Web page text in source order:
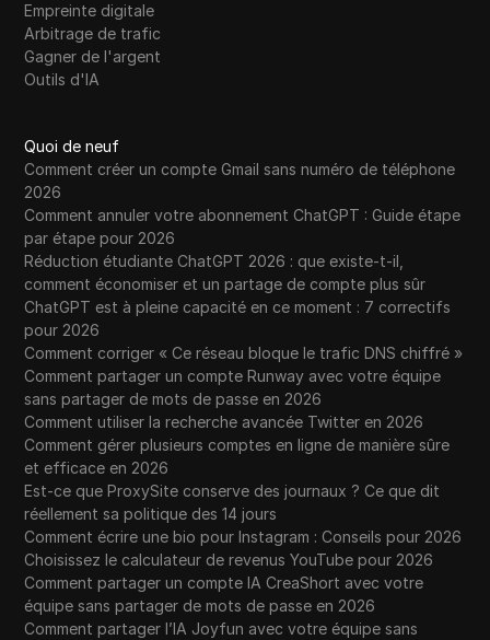
Empreinte digitale
Arbitrage de trafic
Gagner de l'argent
Outils d'IA
Quoi de neuf
Comment créer un compte Gmail sans numéro de téléphone
2026
Comment annuler votre abonnement ChatGPT : Guide étape
par étape pour 2026
Réduction étudiante ChatGPT 2026 : que existe-t-il,
comment économiser et un partage de compte plus sûr
ChatGPT est à pleine capacité en ce moment : 7 correctifs
pour 2026
Comment corriger « Ce réseau bloque le trafic DNS chiffré »
Comment partager un compte Runway avec votre équipe
sans partager de mots de passe en 2026
Comment utiliser la recherche avancée Twitter en 2026
Comment gérer plusieurs comptes en ligne de manière sûre
et efficace en 2026
Est-ce que ProxySite conserve des journaux ? Ce que dit
réellement sa politique des 14 jours
Comment écrire une bio pour Instagram : Conseils pour 2026
Choisissez le calculateur de revenus YouTube pour 2026
Comment partager un compte IA CreaShort avec votre
équipe sans partager de mots de passe en 2026
Comment partager l’IA Joyfun avec votre équipe sans